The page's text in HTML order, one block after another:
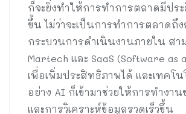
ก็จะยิ่งทำให้การทำการตลาดมีปร
ขึ้น ไม่ว่าจะเป็นการทำการตลาดถึ
กระบวนการดำเนินงานภายใน สา
Martech และ SaaS (Software as
เพื่อเพิ่มประสิทธิภาพได้ และเทคโ
อย่าง AI ก็เข้ามาช่วยให้การทำงาน
และการวิเคราะห์ข้อมูลรวดเร็วขึ้น